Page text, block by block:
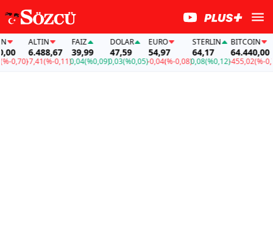
0,70)
ALTIN
6.488,67
-7,41(%-0,11)
FAİZ
39,99
0,04(%0,09)
DOLAR
47,59
0,03(%0,05)
EURO
54,97
-0,04(%-0,08)
STERLIN
64,17
0,08(%0,12)
BITCOIN
64.440,00
-455,02(%-